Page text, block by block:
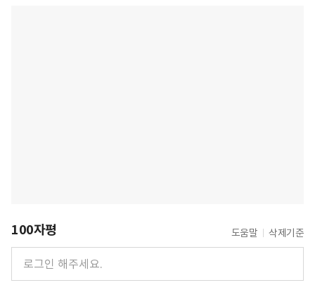
100자평 도움말 삭제기준